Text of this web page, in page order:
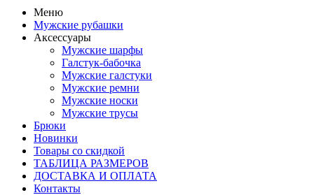
Меню
Мужские рубашки
Аксессуары
Мужские шарфы
Галстук-бабочка
Мужские галстуки
Мужские ремни
Мужские носки
Мужские трусы
Брюки
Новинки
Товары со скидкой
ТАБЛИЦА РАЗМЕРОВ
ДОСТАВКА И ОПЛАТА
Контакты